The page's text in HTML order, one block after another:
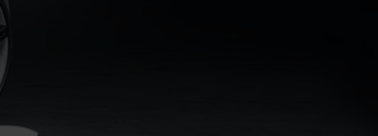
3 ของยอดจดทะเบียน
ศประจำเดือนกรกฎา